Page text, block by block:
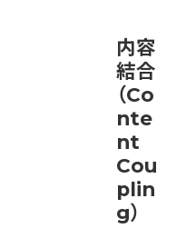
内容
結合
（Co
nte
nt
Cou
plin
g）